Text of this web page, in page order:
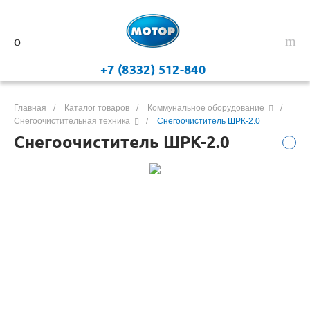
+7 (8332) 512-840
Главная / Каталог товаров / Коммунальное оборудование
/
Снегоочистительная техника
/ Снегоочиститель ШРК-2.0
Снегоочиститель ШРК-2.0